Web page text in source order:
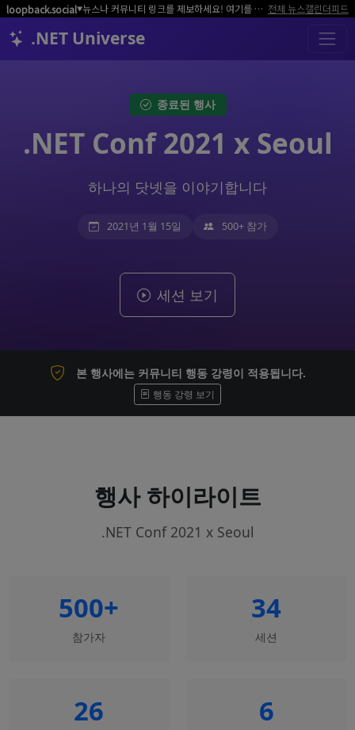
loopback.social▼ 뉴스나 커뮤니티 링크를 제보하세요! 여기를 클릭해서 알려주세요. 전체 뉴스캘린더피드
.NET Universe
종료된 행사
.NET Conf 2021 x Seoul
하나의 닷넷을 이야기합니다
2021년 1월 15일 500+ 참가
세션 보기
본 행사에는 커뮤니티 행동 강령이 적용됩니다.
행동 강령 보기
행사 하이라이트
.NET Conf 2021 x Seoul
500+
참가자
34
세션
26 6